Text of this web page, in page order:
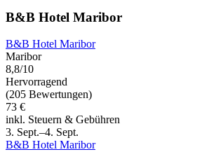
B&B Hotel Maribor
B&B Hotel Maribor
Maribor
8,8/10
Hervorragend
(205 Bewertungen)
73 €
inkl. Steuern & Gebühren
3. Sept.–4. Sept.
B&B Hotel Maribor